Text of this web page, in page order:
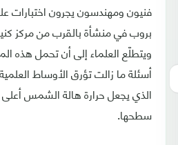
فنيون ومهندسون يجرون اختبارات
بروب في منشأة بالقرب من مركز
ويتطلّع العلماء إلى أن تحمل هذه
أسئلة ما زالت تؤرق الأوساط
الذي يجعل حرارة هالة الشمس
سطحها.